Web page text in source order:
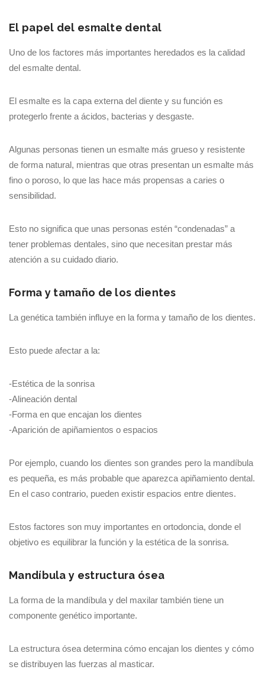
El papel del esmalte dental
Uno de los factores más importantes heredados es la calidad
del esmalte dental.
El esmalte es la capa externa del diente y su función es
protegerlo frente a ácidos, bacterias y desgaste.
Algunas personas tienen un esmalte más grueso y resistente
de forma natural, mientras que otras presentan un esmalte más
fino o poroso, lo que las hace más propensas a caries o
sensibilidad.
Esto no significa que unas personas estén “condenadas” a
tener problemas dentales, sino que necesitan prestar más
atención a su cuidado diario.
Forma y tamaño de los dientes
La genética también influye en la forma y tamaño de los dientes.
Esto puede afectar a la:
-Estética de la sonrisa
-Alineación dental
-Forma en que encajan los dientes
-Aparición de apiñamientos o espacios
Por ejemplo, cuando los dientes son grandes pero la mandíbula
es pequeña, es más probable que aparezca apiñamiento dental.
En el caso contrario, pueden existir espacios entre dientes.
Estos factores son muy importantes en ortodoncia, donde el
objetivo es equilibrar la función y la estética de la sonrisa.
Mandíbula y estructura ósea
La forma de la mandíbula y del maxilar también tiene un
componente genético importante.
La estructura ósea determina cómo encajan los dientes y cómo
se distribuyen las fuerzas al masticar.